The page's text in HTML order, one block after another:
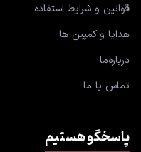
قوانین و شرایط استفاده
هدایا و کمپین ها
درباره‌ما
تماس با ما
پاسخگو هستیم